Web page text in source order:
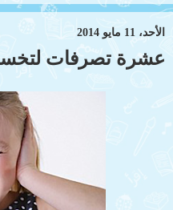
الأحد، 11 مايو 2014
عشرة تصرفات لتخسر